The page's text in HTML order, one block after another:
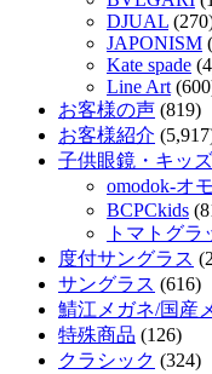
DJUAL
JAPONISM
Kate spade
Line Art
お客様の声 (819)
お客様紹介
子供眼鏡・キッ
omodok-オ
BCPCkids
トマトグラ
度付サングラス
サングラス (616)
鯖江メガネ/国産
特殊商品 (126)
クラシック (324)